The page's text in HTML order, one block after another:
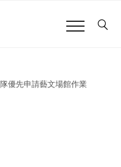
優先申請藝文場館作業